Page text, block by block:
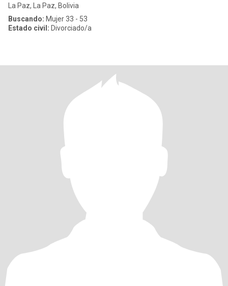
La Paz, La Paz, Bolivia
Buscando: Mujer 33 - 53
Estado civil: Divorciado/a